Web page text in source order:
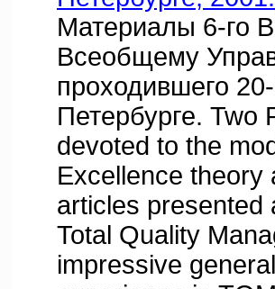
Материалы 6-го
Всеобщему
проходившего
Петербурге. Two
devoted to the
Excellence theory
articles presented
Total Quality
impressive